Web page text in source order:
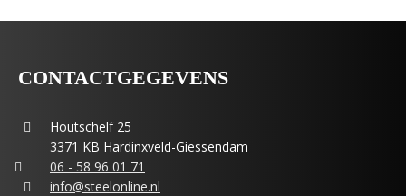
CONTACTGEGEVENS
Houtschelf 25
3371 KB Hardinxveld-Giessendam
06 - 58 96 01 71
info@steelonline.nl